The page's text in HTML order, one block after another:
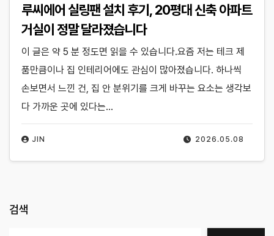
루씨에어 실링팬 설치 후기, 20평대 신축 아파트
거실이 정말 달라졌습니다
2026.05.08
JIN
이 글은 약 5 분 정도면 읽을 수 있습니다.요즘 저는 테크 제
품만큼이나 집 인테리어에도 관심이 많아졌습니다. 하나씩
손보면서 느낀 건, 집 안 분위기를 크게 바꾸는 요소는 생각보
다 가까운 곳에 있다는…
검색